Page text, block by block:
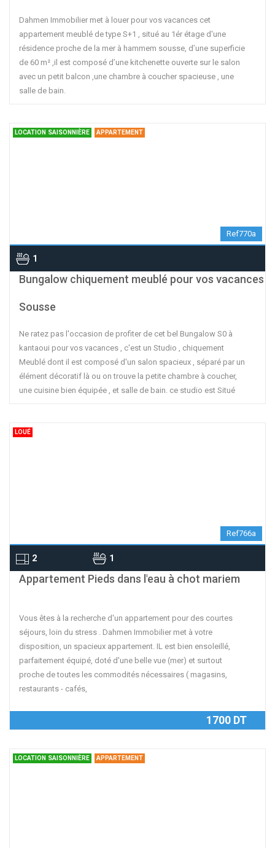
Dahmen Immobilier met à louer pour vos vacances cet
appartement meublé de type S+1 , situé au 1ér étage d'une
résidence proche de la mer à hammem sousse, d’une superficie
de 60 m² ,il est composé d’une kitchenette ouverte sur le salon
avec un petit balcon ,une chambre à coucher spacieuse , une
salle de bain.
LOCATION SAISONNIÈRE APPARTEMENT
Ref770a
1
contributors
Bungalow chiquement meublé pour vos vacances
Sousse
Ne ratez pas l'occasion de profiter de cet bel Bungalow S0 à
kantaoui pour vos vacances , c'est un Studio , chiquement
Meublé dont il est composé d'un salon spacieux , séparé par un
élément décoratif là ou on trouve la petite chambre à coucher,
une cuisine bien équipée , et salle de bain. ce studio est Situé
LOUÉ
Ref766a
2 1
Appartement Pieds dans l'eau à chot mariem
Vous êtes à la recherche d'un appartement pour des courtes
séjours, loin du stress . Dahmen Immobilier met à votre
disposition, un spacieux appartement. IL est bien ensoleillé,
parfaitement équipé, doté d'une belle vue (mer) et surtout
proche de toutes les commodités nécessaires ( magasins,
restaurants - cafés,
1700 DT
LOCATION SAISONNIÈRE APPARTEMENT